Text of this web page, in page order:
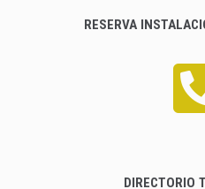
RESERVA
DIRECTORIO